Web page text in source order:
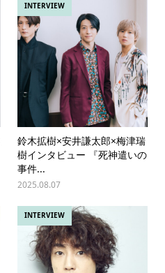
INTERVIEW
鈴木拡樹×安井謙太郎×梅津瑞
樹インタビュー 『死神遣いの
事件...
2025.08.07
INTERVIEW